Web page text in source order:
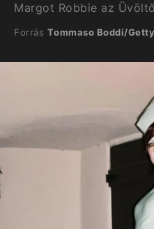
Margot Robbie az
Forrás Tommaso Boddi/